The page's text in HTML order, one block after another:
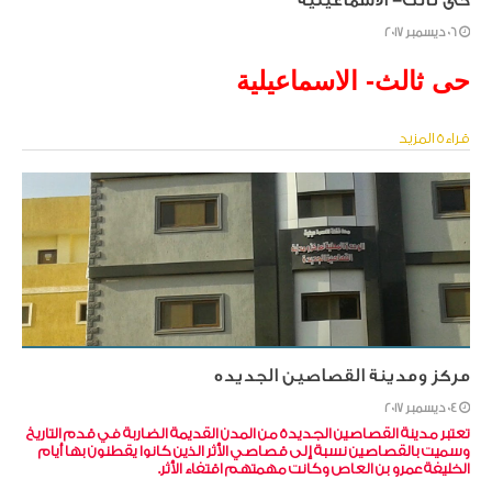
حى ثالث- الاسماعيلية
قراءة المزيد
مركز ومدينة القصاصين الجديده
تعتبر مدينة القصاصين الجديدة من المدن القديمة الضاربة في قدم التاريخ
وسميت بالقصاصين نسبة إلى قصاصي الأثر الذين كانوا يقطنون بها أيام
الخليفة عمرو بن العاص وكانت مهمتهم اقتفاء الأثر.